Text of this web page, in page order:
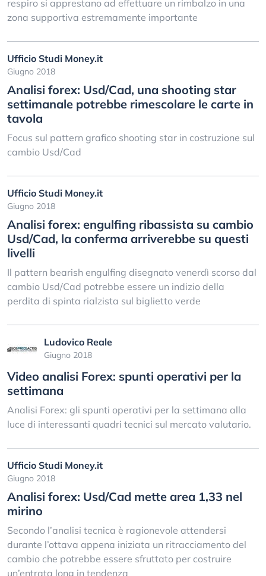
respiro si apprestano ad effettuare un rimbalzo in una
zona supportiva estremamente importante
Ufficio Studi Money.it
Giugno 2018
Analisi forex: Usd/Cad, una shooting star
settimanale potrebbe rimescolare le carte in
tavola
Focus sul pattern grafico shooting star in costruzione sul
cambio Usd/Cad
Ufficio Studi Money.it
Giugno 2018
Analisi forex: engulfing ribassista su cambio
Usd/Cad, la conferma arriverebbe su questi
livelli
Il pattern bearish engulfing disegnato venerdì scorso dal
cambio Usd/Cad potrebbe essere un indizio della
perdita di spinta rialzista sul biglietto verde
Ludovico Reale
Giugno 2018
Video analisi Forex: spunti operativi per la
settimana
Analisi Forex: gli spunti operativi per la settimana alla
luce di interessanti quadri tecnici sul mercato valutario.
Ufficio Studi Money.it
Giugno 2018
Analisi forex: Usd/Cad mette area 1,33 nel
mirino
Secondo l’analisi tecnica è ragionevole attendersi
durante l’ottava appena iniziata un ritracciamento del
cambio che potrebbe essere sfruttato per costruire
un’entrata long in tendenza